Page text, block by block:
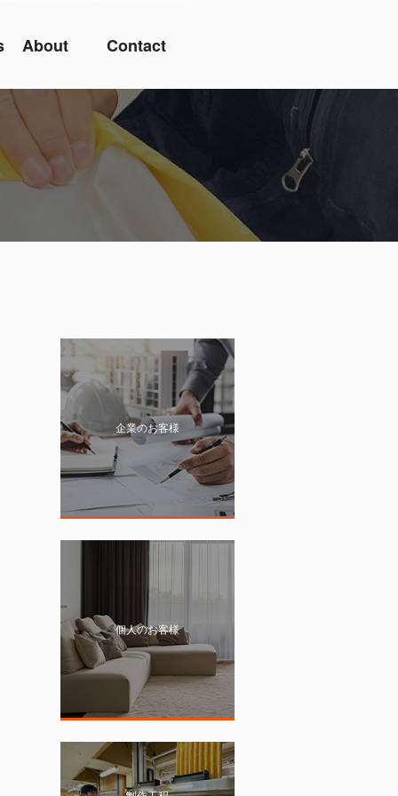
About Contact
企業のお客様
個人のお客様